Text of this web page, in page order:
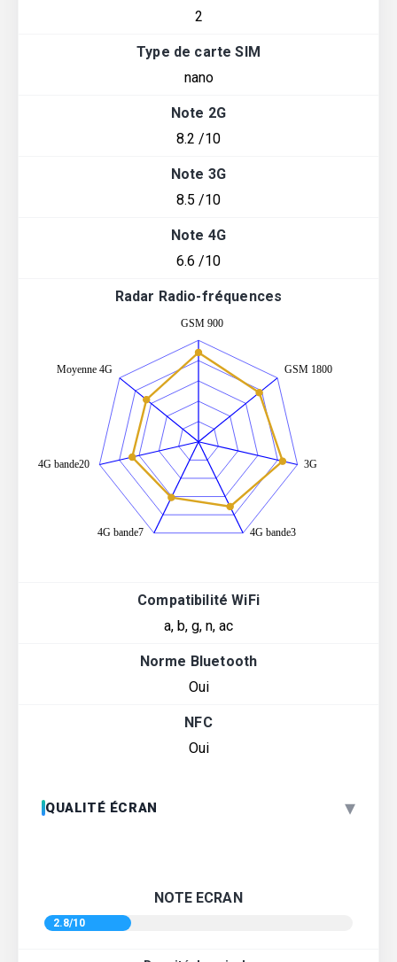
2
Type de carte SIM
nano
Note 2G
8.2 /10
Note 3G
8.5 /10
Note 4G
6.6 /10
Radar Radio-fréquences
Compatibilité WiFi
a, b, g, n, ac
Norme Bluetooth
Oui
NFC
Oui
QUALITÉ ÉCRAN ▾
NOTE ECRAN
2.8/10